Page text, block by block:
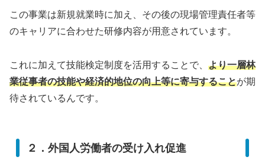
この事業は新規就業時に加え、その後の現場管理責任者等
のキャリアに合わせた研修内容が用意されています。
これに加えて技能検定制度を活用することで、 より一層林
業従事者の技能や経済的地位の向上等に寄与することが期
待されているんです。
２．外国人労働者の受け入れ促進